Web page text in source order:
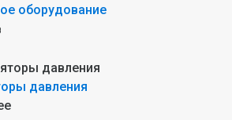
оборудование
давления